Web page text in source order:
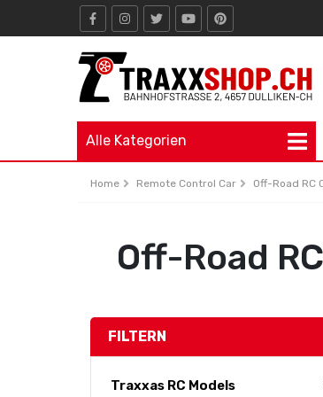
Alle Kategorien
Home Remote Control Car Off-Road RC
Off-Road
FILTERN
Traxxas RC Models